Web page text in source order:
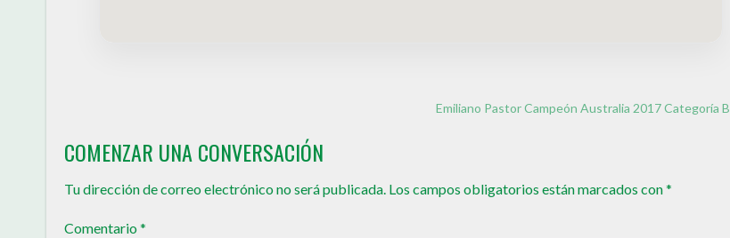
Emiliano Pastor Campeón Australia 2017 Categoría B
COMENZAR UNA CONVERSACIÓN
Tu dirección de correo electrónico no será publicada. Los campos obligatorios están marcados con*
Comentario*